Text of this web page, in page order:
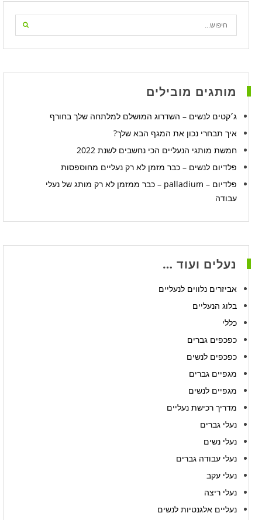
מותגים מובילים
ג׳קטים לנשים – השדרוג המושלם למלתחה שלך בחורף
איך תבחרי נכון את המגף הבא שלך?
חמשת מותגי הנעליים הכי נחשבים לשנת 2022
פלדיום לנשים – כבר מזמן לא רק נעליים מחוספסות
פלדיום – palladium – כבר ממזמן לא רק מותג של נעלי
עבודה
נעלים ועוד …
אביזרים נלווים לנעליים
בלוג הנעליים
כללי
כפכפים גברים
כפכפים לנשים
מגפיים גברים
מגפיים לנשים
מדריך רכישת נעליים
נעלי גברים
נעלי נשים
נעלי עבודה גברים
נעלי עקב
נעלי ריצה
נעליים אלגנטיות לנשים